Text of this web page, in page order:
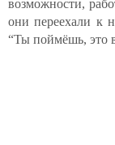
возможности,
они переехали к
“Ты поймёшь, это